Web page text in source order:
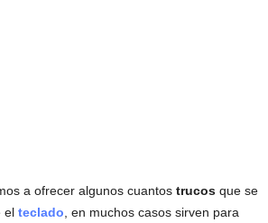
a ofrecer algunos cuantos trucos que se
el teclado , en muchos casos sirven para